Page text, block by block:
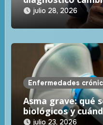
toda una familia
julio 28, 2026
Enfermedades
Asma grave: qué
biológicos y
julio 23, 2026